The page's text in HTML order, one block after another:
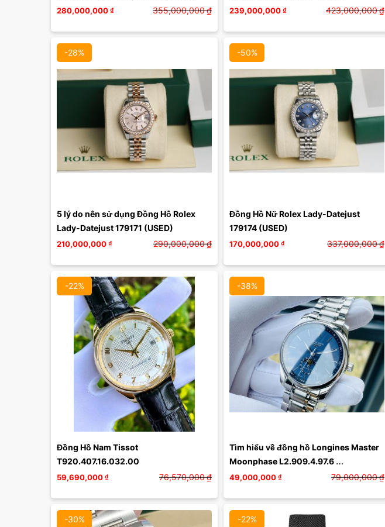
280,000,000₫ 355,000,000₫ 239,000,000₫ 423,000,000₫
-28%
5 lý do nên sử dụng Đồng Hồ Rolex
Lady-Datejust 179171 (USED)
210,000,000₫ 290,000,000₫
-50%
Đồng Hồ Nữ Rolex Lady-Datejust
179174 (USED)
170,000,000₫ 337,000,000₫
-22%
Màu mặt:
Đồng Hồ Nam Tissot
T920.407.16.032.00
59,690,000₫ 76,570,000₫
-38%
Màu mặt:
Tìm hiểu về đồng hồ Longines Master
Moonphase L2.909.4.97.6
(L29094976): Lịch sử ra đời, thiết ...
49,000,000₫ 79,000,000₫
-30%
Màu mặt:
Xóa
-22%
Màu mặt: